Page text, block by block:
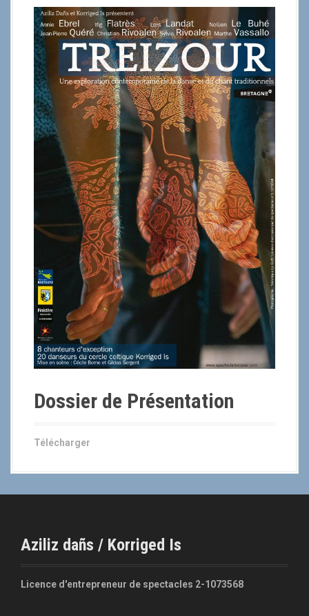
Dossier de Présentation
Télécharger
Aziliz dañs / Korriged Is
Licence d'entrepreneur de spectacles 2-1073568